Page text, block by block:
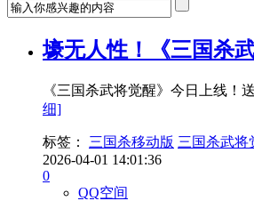
壕无人性！《三国杀
《三国杀武将觉醒》今日上线！
细]
标签： 三国杀移动版 三国杀武将
2026-04-01 14:01:36
0
QQ空间